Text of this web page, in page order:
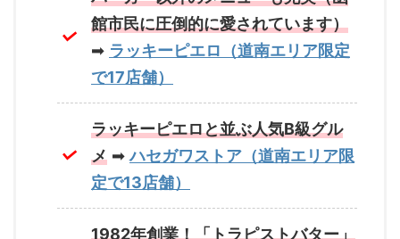
館市民に圧倒的に愛されています）
➡ ラッキーピエロ（道南エリア限定
で17店舗）
ラッキーピエロと並ぶ人気B級グル
メ ➡ハセガワストア（道南エリア限
定で13店舗）
1982年創業！「トラピストバター」